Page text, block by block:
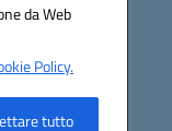
da Web
Policy.
tutto